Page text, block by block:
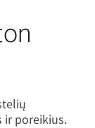
ir poreikius.